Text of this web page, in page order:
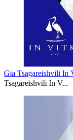
Gia Tsagareishvili
Tsagareishvili In V...